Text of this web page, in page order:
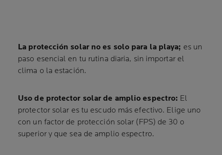
La protección solar no es solo para la playa; es un
paso esencial en tu rutina diaria, sin importar el
clima o la estación.
Uso de protector solar de amplio espectro: El
protector solar es tu escudo más efectivo. Elige uno
con un factor de protección solar (FPS) de 30 o
superior y que sea de amplio espectro.